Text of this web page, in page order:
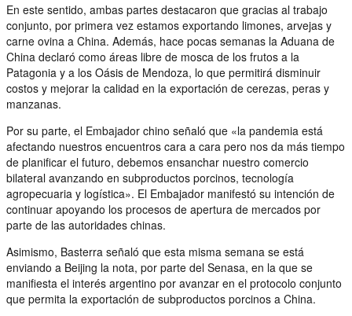
En este sentido, ambas partes destacaron que gracias al trabajo
conjunto, por primera vez estamos exportando limones, arvejas y
carne ovina a China. Además, hace pocas semanas la Aduana de
China declaró como áreas libre de mosca de los frutos a la
Patagonia y a los Oásis de Mendoza, lo que permitirá disminuir
costos y mejorar la calidad en la exportación de cerezas, peras y
manzanas.
Por su parte, el Embajador chino señaló que «la pandemia está
afectando nuestros encuentros cara a cara pero nos da más tiempo
de planificar el futuro, debemos ensanchar nuestro comercio
bilateral avanzando en subproductos porcinos, tecnología
agropecuaria y logística». El Embajador manifestó su intención de
continuar apoyando los procesos de apertura de mercados por
parte de las autoridades chinas.
Asimismo, Basterra señaló que esta misma semana se está
enviando a Beijing la nota, por parte del Senasa, en la que se
manifiesta el interés argentino por avanzar en el protocolo conjunto
que permita la exportación de subproductos porcinos a China.